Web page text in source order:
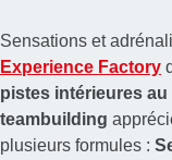
Sensations et
Experience Factory
pistes intérieures au
teambuilding
plusieurs formules :